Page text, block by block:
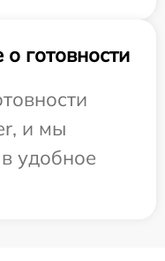
готовности
и мы
удобное